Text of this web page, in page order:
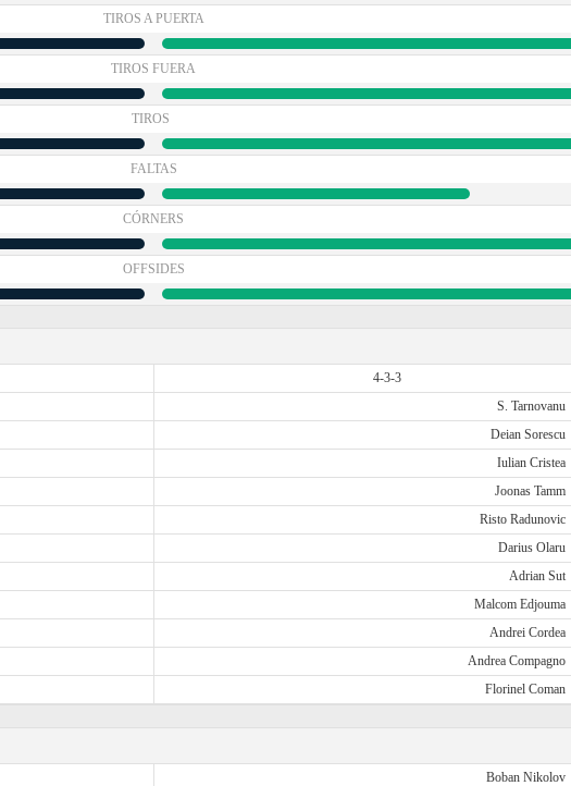
TIROS A PUERTA
TIROS FUERA
TIROS
FALTAS
CÓRNERS
OFFSIDES
4-3-3
S. Tarnovanu
Deian Sorescu
Iulian Cristea
Joonas Tamm
Risto Radunovic
Darius Olaru
Adrian Sut
Malcom Edjouma
Andrei Cordea
Andrea Compagno
Florinel Coman
Boban Nikolov